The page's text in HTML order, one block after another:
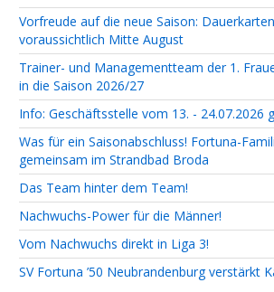
Vorfreude auf die neue Saison:
voraussichtlich Mitte August
Trainer- und Managementteam der 1.
in die Saison 2026/27
Info: Geschäftsstelle vom 13. - 24.07.2026
Was für ein Saisonabschluss! Fortuna-
gemeinsam im Strandbad Broda
Das Team hinter dem Team!
Nachwuchs-Power für die Männer!
Vom Nachwuchs direkt in Liga 3!
SV Fortuna ’50 Neubrandenburg verstärkt